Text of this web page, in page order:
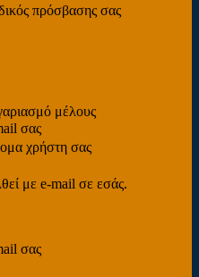
πρόσβασης σας
μέλους
σας
χρήστη σας
με e-mail σε εσάς.
σας